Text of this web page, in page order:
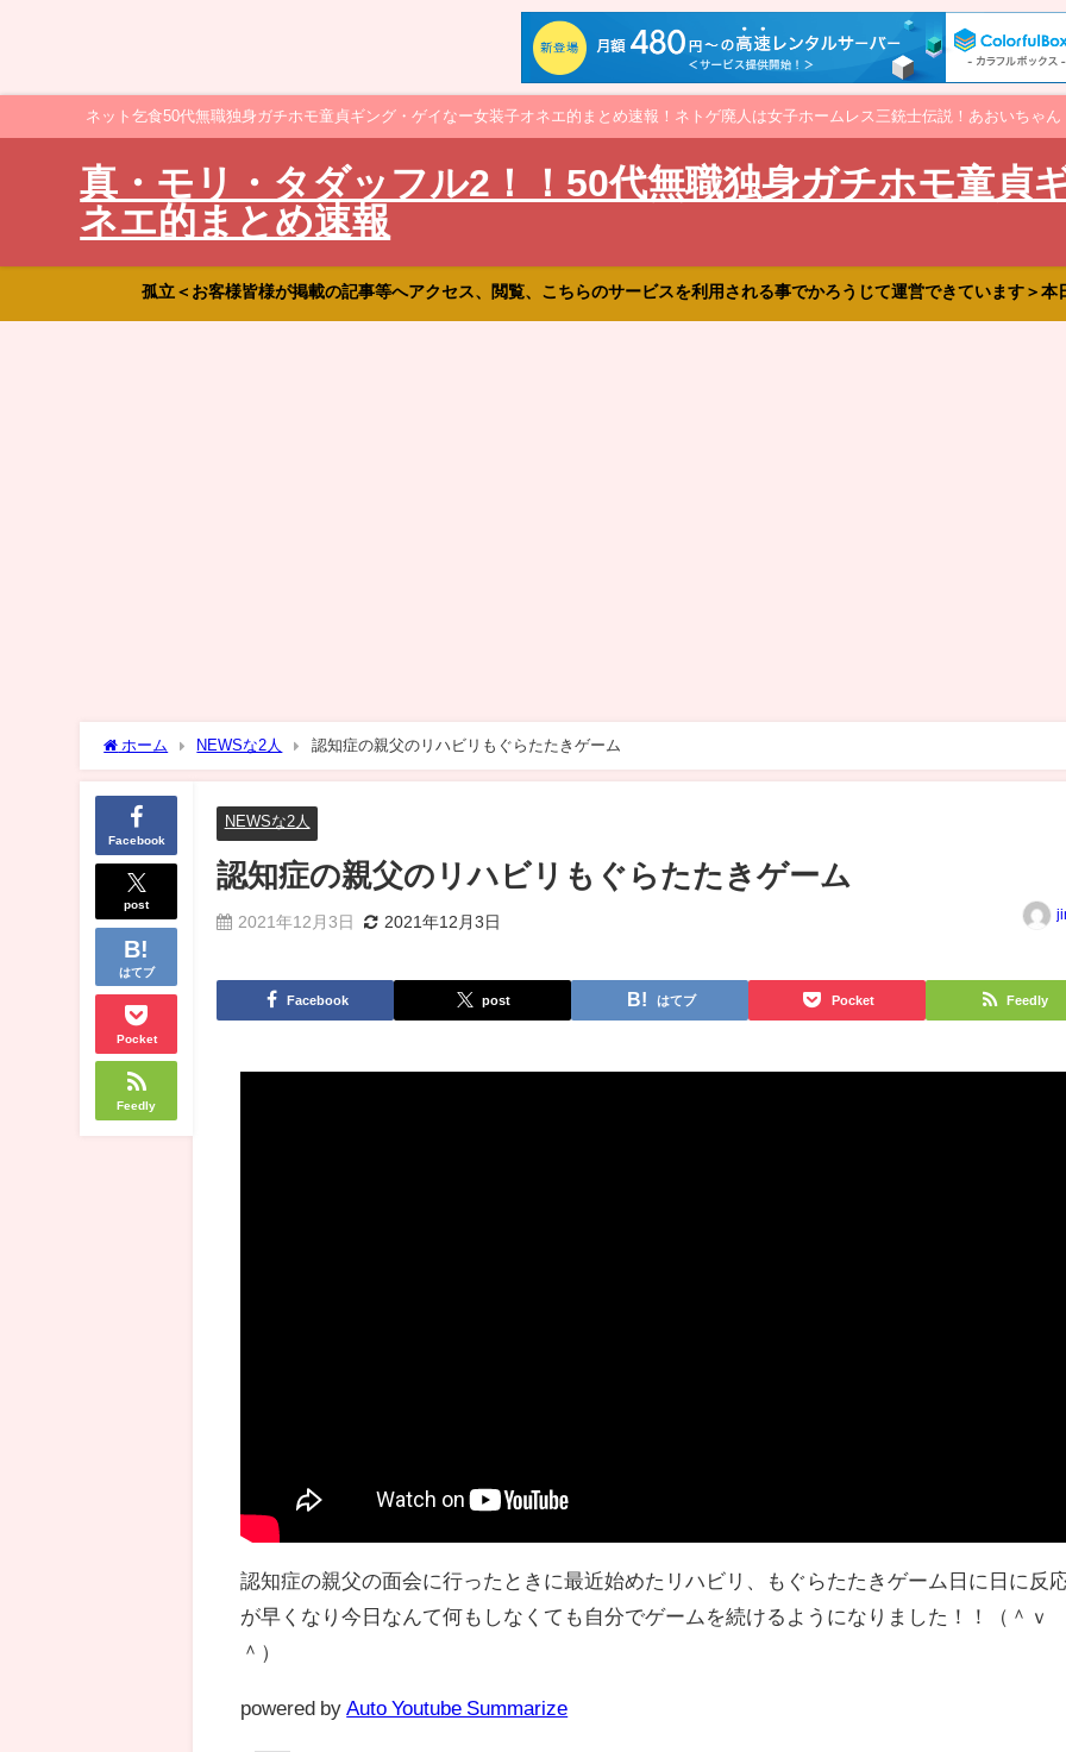
ネット乞食50代無職独身ガチホモ童貞ギング・ゲイなー女装子オネエ的まとめ速報！ネトゲ廃人は女子ホームレス三銃士伝説！あおいちゃ
真・モリ・タダッフル2！！50代無職独身ガチホモ童貞
ネエ的まとめ速報
孤立＜お客様皆様が掲載の記事等へアクセス、閲覧、こちらのサービスを利用される事でかろうじて運営できています＞
ホーム NEWSな2人 認知症の親父のリハビリもぐらたたきゲーム
Facebook
post
はてブ
Pocket
Feedly
NEWSな2人
認知症の親父のリハビリもぐらたたきゲーム
2021年12月3日 2021年12月3日
Facebook post はてブ Pocket Feedly
認知症の親父の面会に行ったときに最近始めたリハビリ、もぐらたたきゲーム日に日に反
が早くなり今日なんて何もしなくても自分でゲームを続けるようになりました！！（＾ｖ
＾）
powered by Auto Youtube Summarize